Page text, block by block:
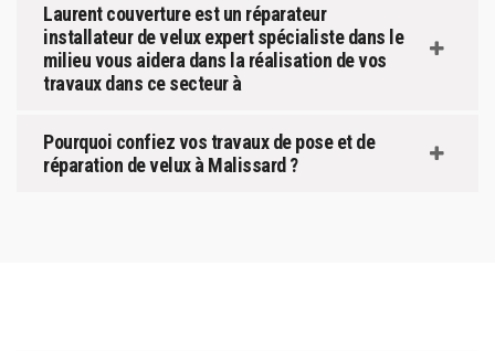
Laurent couverture est un réparateur
installateur de velux expert spécialiste dans le
milieu vous aidera dans la réalisation de vos
travaux dans ce secteur à
Pourquoi confiez vos travaux de pose et de
réparation de velux à Malissard ?